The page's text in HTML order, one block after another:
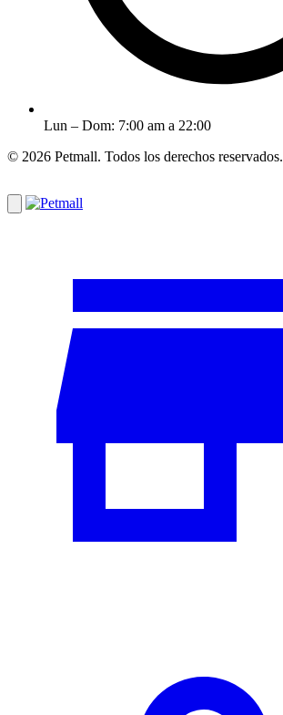
Lun – Dom: 7:00 am a 22:00
© 2026 Petmall. Todos los derechos reservados.